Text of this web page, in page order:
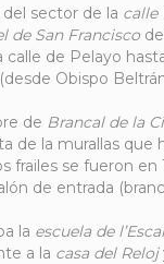
del sector de la calle
de San Francisco
calle de Pelayo
(desde Obispo
de Brancal de la
de la murallas que
frailes se fueron en
de entrada
la escuela de
a la casa del Reloj